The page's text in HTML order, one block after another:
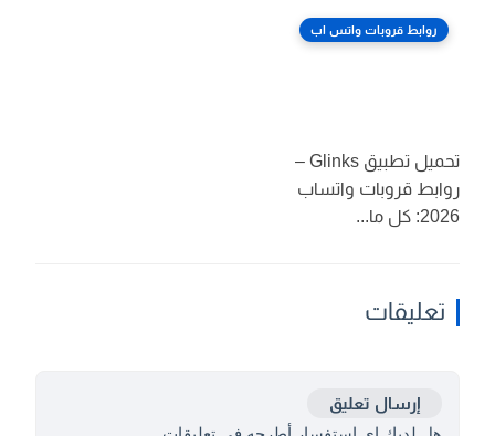
روابط قروبات واتس اب
تحميل تطبيق Glinks –
قروبات واتساب
تعليقات
إرسال تعليق